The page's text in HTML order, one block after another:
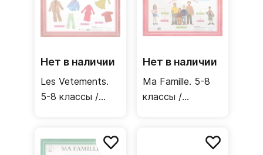
Нет в наличии
Les Vetements.
5-8 классы /
(французский
Нет в наличии
Ma Famille. 5-8
классы /